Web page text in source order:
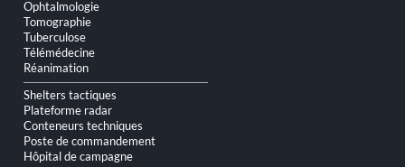
Ophtalmologie
Tomographie
Tuberculose
Télémédecine
Réanimation
Shelters tactiques
Plateforme radar
Conteneurs techniques
Poste de commandement
Hôpital de campagne